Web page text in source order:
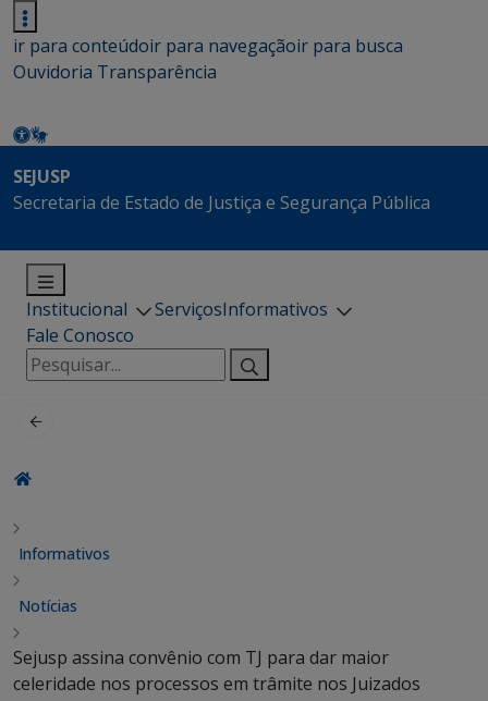
ir para conteúdoir para navegaçãoir para busca
Ouvidoria Transparência
SEJUSP
Secretaria de Estado de Justiça e Segurança Pública
Institucional ServiçosInformativos
Fale Conosco
Pesquisar
por:
Informativos
Notícias
Sejusp assina convênio com TJ para dar maior
celeridade nos processos em trâmite nos Juizados